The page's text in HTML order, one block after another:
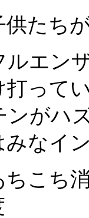
たち
ルエン
打って
ンがハ
みなイ
こち